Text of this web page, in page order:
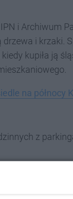
i Archiwum
i krzaki.
kupiła ją
na północy
z
w